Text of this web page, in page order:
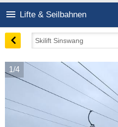
Lifte & Seilbahnen
1/4